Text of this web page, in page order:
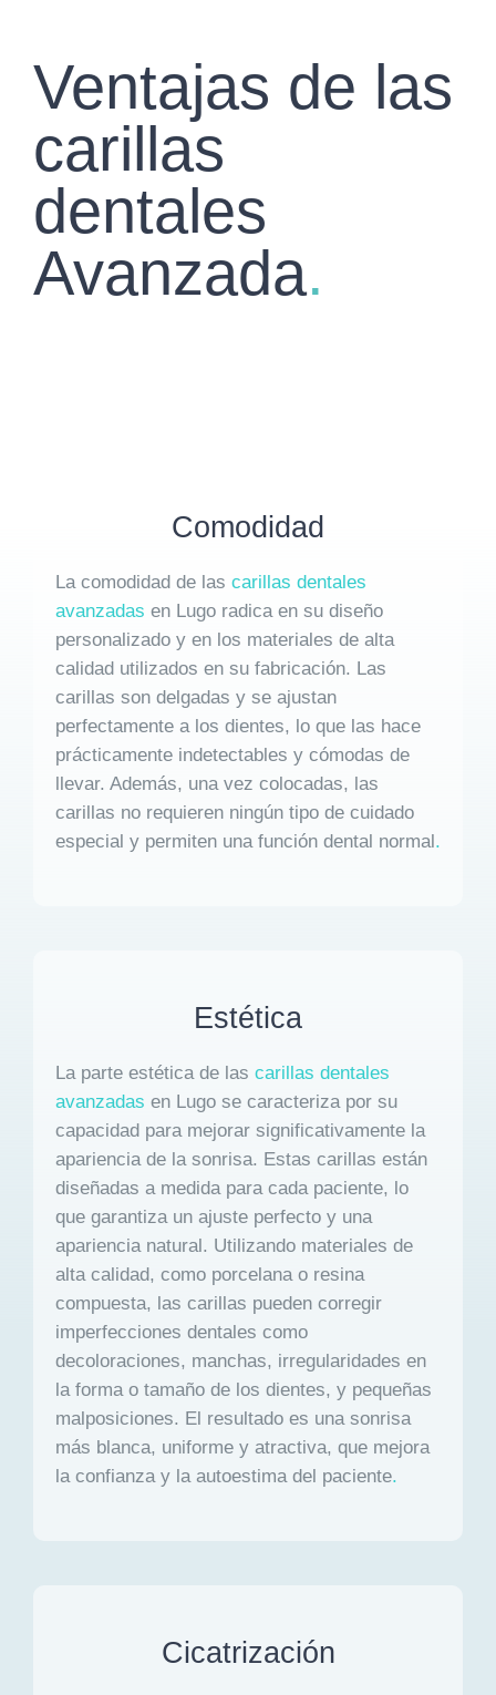
Ventajas de las
carillas
dentales
Avanzada.
Comodidad
La comodidad de las carillas dentales
avanzadas en Lugo radica en su diseño
personalizado y en los materiales de alta
calidad utilizados en su fabricación. Las
carillas son delgadas y se ajustan
perfectamente a los dientes, lo que las hace
prácticamente indetectables y cómodas de
llevar. Además, una vez colocadas, las
carillas no requieren ningún tipo de cuidado
especial y permiten una función dental normal.
Estética
La parte estética de las carillas dentales
avanzadas en Lugo se caracteriza por su
capacidad para mejorar significativamente la
apariencia de la sonrisa. Estas carillas están
diseñadas a medida para cada paciente, lo
que garantiza un ajuste perfecto y una
apariencia natural. Utilizando materiales de
alta calidad, como porcelana o resina
compuesta, las carillas pueden corregir
imperfecciones dentales como
decoloraciones, manchas, irregularidades en
la forma o tamaño de los dientes, y pequeñas
malposiciones. El resultado es una sonrisa
más blanca, uniforme y atractiva, que mejora
la confianza y la autoestima del paciente.
Cicatrización